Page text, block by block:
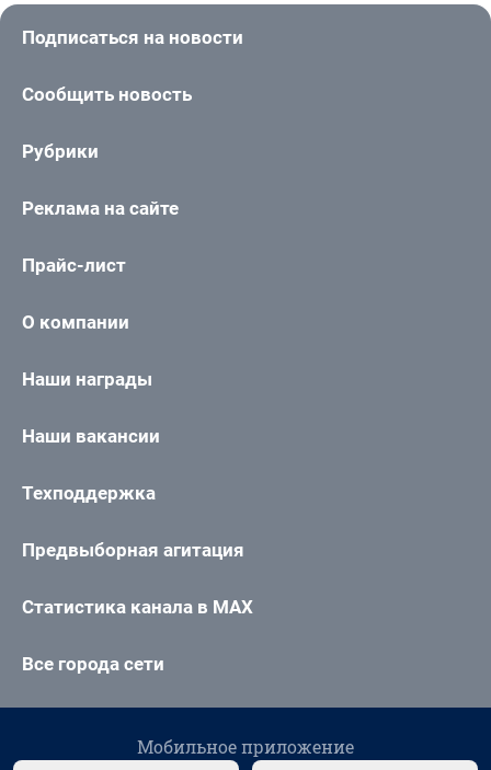
Подписаться на новости
Сообщить новость
Рубрики
Реклама на сайте
Прайс-лист
О компании
Наши награды
Наши вакансии
Техподдержка
Предвыборная агитация
Статистика канала в MAX
Все города сети
Мобильное приложение